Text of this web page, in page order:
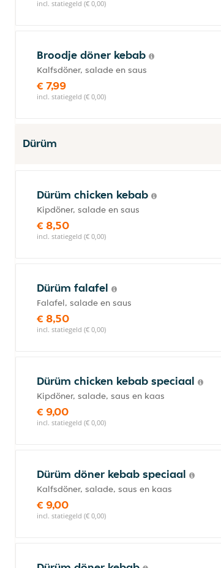
incl. statiegeld (€ 0,00)
Broodje döner kebab
Kalfsdöner, salade en saus
€ 7,99
incl. statiegeld (€ 0,00)
Dürüm
Dürüm chicken kebab
Kipdöner, salade en saus
€ 8,50
incl. statiegeld (€ 0,00)
Dürüm falafel
Falafel, salade en saus
€ 8,50
incl. statiegeld (€ 0,00)
Dürüm chicken kebab speciaal
Kipdöner, salade, saus en kaas
€ 9,00
incl. statiegeld (€ 0,00)
Dürüm döner kebab speciaal
Kalfsdöner, salade, saus en kaas
€ 9,00
incl. statiegeld (€ 0,00)